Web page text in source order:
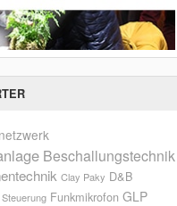
Beschallungstechnik
Clay Paky D&B
Funkmikrofon GLP